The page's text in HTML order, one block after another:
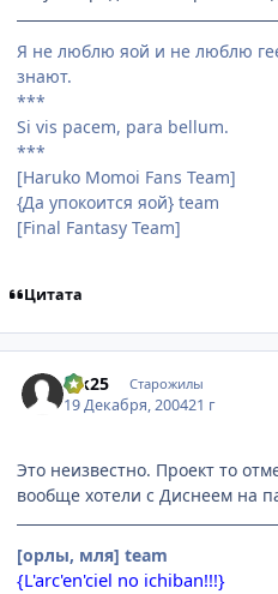
Я не люблю яой и не люблю
знают.
***
Si vis pacem, para bellum.
***
[Haruko Momoi Fans Team]
{Да упокоится яой} team
[Final Fantasy Team]
Цитата
Vik25 Старожилы
19 Декабря, 200421 г
Это неизвестно. Проект то
вообще хотели с Диснеем на
[орлы, мля] team
{L'arc'en'ciel no ichiban!!!}